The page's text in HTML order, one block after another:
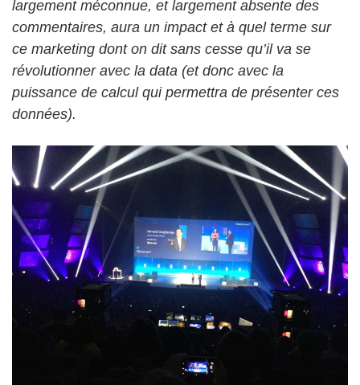
largement méconnue, et largement absente des
commentaires, aura un impact et à quel terme sur
ce marketing dont on dit sans cesse qu’il va se
révolutionner avec la data (et donc avec la
puissance de calcul qui permettra de présenter ces
données).